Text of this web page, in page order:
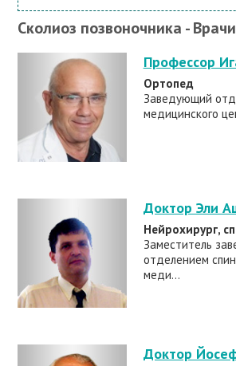
Сколиоз позвоночника - Врачи
Профессор
Ортопед
Заведующий
медицинского
Доктор Эли
Нейрохирург,
Заместитель
отделением
меди...
Доктор